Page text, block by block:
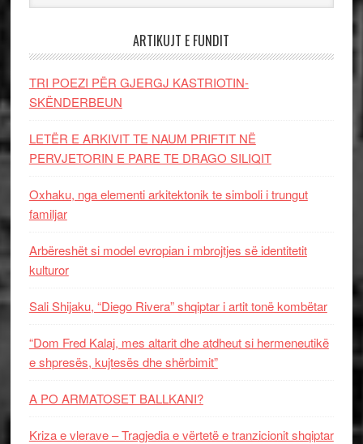
ARTIKUJT E FUNDIT
TRI POEZI PËR GJERGJ KASTRIOTIN-
SKËNDERBEUN
LETËR E ARKIVIT TE NAUM PRIFTIT NË
PERVJETORIN E PARE TE DRAGO SILIQIT
Oxhaku, nga elementi arkitektonik te simboli i trungut
familjar
Arbëreshët si model evropian i mbrojtjes së identitetit
kulturor
Sali Shijaku, “Diego Rivera” shqiptar i artit tonë kombëtar
“Dom Fred Kalaj, mes altarit dhe atdheut si hermeneutikë
e shpresës, kujtesës dhe shërbimit”
A PO ARMATOSET BALLKANI?
Kriza e vlerave – Tragjedia e vërtetë e tranzicionit shqiptar